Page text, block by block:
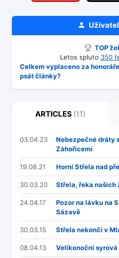
Uživatel
TOP
Letos spluto 350
Celkem vyplaceno za
psát články?
ARTICLES (11)
03.04.23
Nebezpečné dráty
Záhořicemi
19.08.21 Horní Střela nad
30.03.20 Střela, řeka našich
24.04.17
Pozor na lávku na
Sázavě
30.03.15 Střela nekončí v
08.04.13 Velikonoční syrová